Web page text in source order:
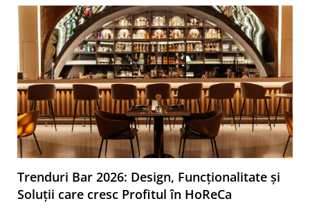
Trenduri Bar 2026: Design, Funcționalitate și
Soluții care cresc Profitul în HoReCa